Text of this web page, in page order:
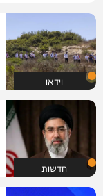
וידאו
חדשות